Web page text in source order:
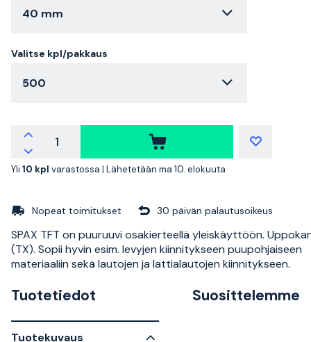
40 mm
Valitse kpl/pakkaus
500
Yli 10 kpl varastossa | Lähetetään ma 10. elokuuta
Nopeat toimitukset 30 päivän palautusoikeus
SPAX TFT on puuruuvi osakierteellä yleiskäyttöön.
(TX). Sopii hyvin esim. levyjen kiinnitykseen puupohjaiseen
materiaaliin sekä lautojen ja lattialautojen kiinnitykseen.
Tuotetiedot
Tuotekuvaus
Suosittelemme